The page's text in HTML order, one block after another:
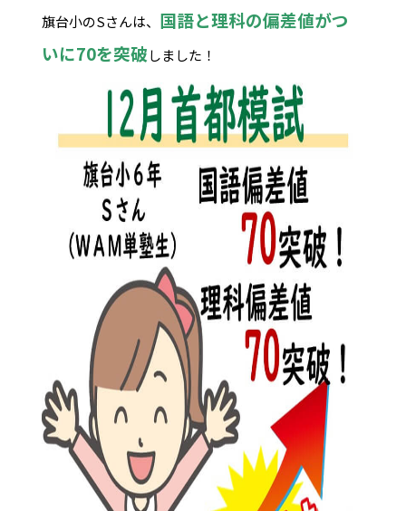
旗台小のSさんは、 国語と理科の偏差値がつ
いに70を突破しました！